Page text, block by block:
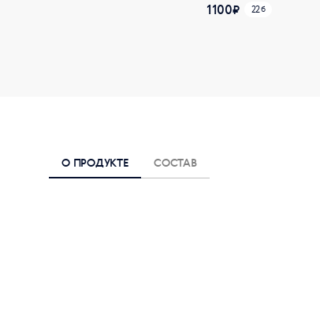
1100₽ 22б
О ПРОДУКТЕ СОСТАВ